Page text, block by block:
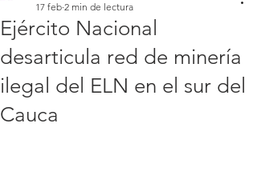
Ejército Nacional
desarticula red de minería
ilegal del ELN en el sur del
Cauca
17 feb 2 min de lectura